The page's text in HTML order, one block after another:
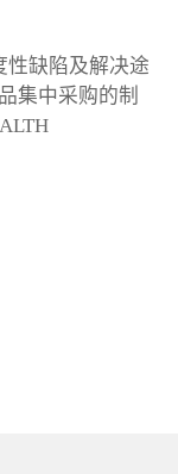
性缺陷及解决途
集中采购的制